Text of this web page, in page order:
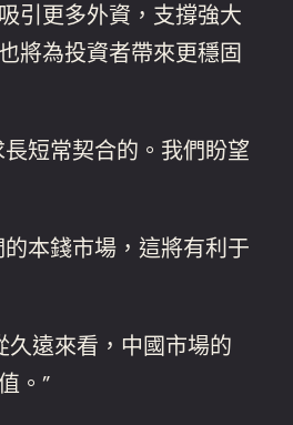
引更多外資，支撐強大
將為投資者帶來更穩固
短常契合的。我們盼望
本錢市場，這將有利于
遠來看，中國市場的
。”